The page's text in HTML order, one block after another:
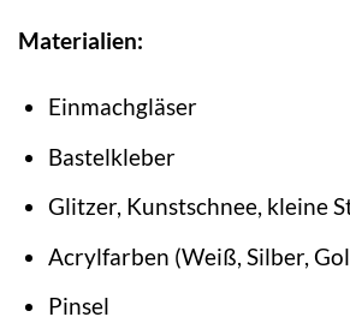
Materialien:
Einmachgläser
Bastelkleber
Glitzer, Kunstschnee, kleine
Acrylfarben (Weiß, Silber,
Pinsel